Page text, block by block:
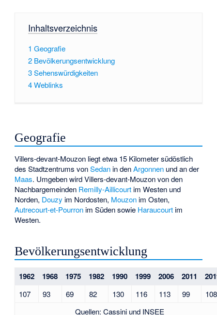
Inhaltsverzeichnis
1 Geografie
2 Bevölkerungsentwicklung
3Sehenswürdigkeiten
4Weblinks
Geografie
Villers-devant-Mouzon liegt etwa 15 Kilometer südöstlich
des Stadtzentrums vonSedan in denArgonnen und an der
Maas. Umgeben wird Villers-devant-Mouzon von den
Nachbargemeinden Remilly-Aillicourt im Westen und
Norden, Douzy im Nordosten, Mouzon im Osten,
Autrecourt-et-Pourron im Süden sowie Haraucourt im
Westen.
Bevölkerungsentwicklung
1962 1968 1975 1982 1990 1999 2006 2011
107 93 69 82 130 116 113 99
108
Quellen: Cassini und INSEE